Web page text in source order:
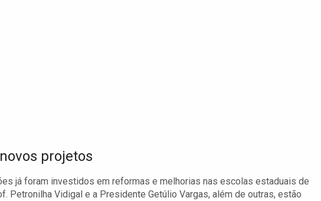
projetos
já foram investidos em reformas e melhorias nas escolas estaduais de
Petronilha Vidigal e a Presidente Getúlio Vargas, além de outras, estão